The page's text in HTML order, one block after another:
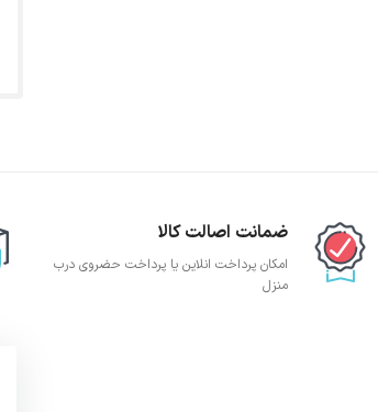
ضمانت اصالت کالا
امکان پرداخت انلاین یا پرداخت حضروی درب
منزل